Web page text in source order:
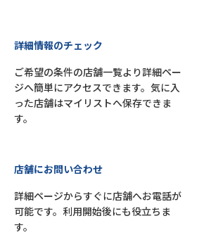
詳細情報のチェック
ご希望の条件の店舗一覧より詳細ペー
ジへ簡単にアクセスできます。気に入
った店舗はマイリストへ保存できま
す。
店舗にお問い合わせ
詳細ページからすぐに店舗へお電話が
可能です。利用開始後にも役立ちま
す。